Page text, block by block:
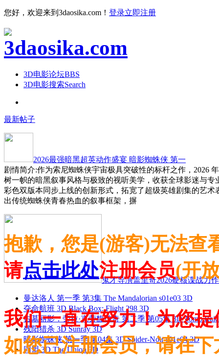
您好，欢迎来到3daosika.com！ 登录立即注册
3D电影论坛BBS
3D电影搜索Search
最新帖子
2026最强暗黑超英动作盛宴 暗影蜘蛛侠 第一
剧情简介:作为索尼蜘蛛侠宇宙极具突破性的标杆之作，2026
树一帜的暗黑叙事风格与极致的视听美学，收获全球影迷与
彩色双版本同步上线的创新形式，拓宽了超级英雄剧集的艺
出传统蜘蛛侠青春热血的叙事框架，摒
鬼才导演盖里奇2026硬核谍战力
曼达洛人 第一季 第3集 The Mandalorian s01e03 3D
夺命航班 3D Black Box: Flight 298 3D
古墓丽影：劳拉·克劳馥传奇 第二季 第05集 3D Tomb
残阳猎杀 3D Sunray 3D
暗影蜘蛛侠 第一季 第04集 3D Spider-Noir s01e04 3D
同盟 3D The Union 3D
抱歉，您是(游客)无法查
请点击此处注册会员(开
我们一直在努力！为您
如您已注册会员，请在